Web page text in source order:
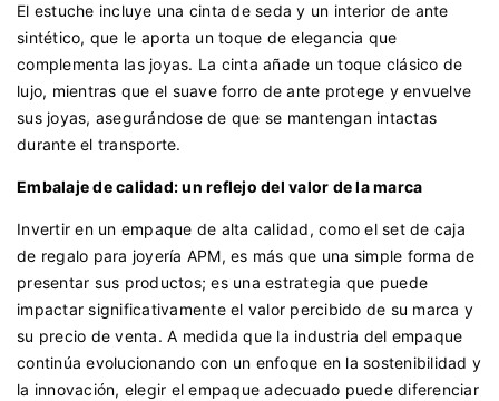
El estuche incluye una cinta de seda y un interior de ante
sintético, que le aporta un toque de elegancia que
complementa las joyas. La cinta añade un toque clásico de
lujo, mientras que el suave forro de ante protege y envuelve
sus joyas, asegurándose de que se mantengan intactas
durante el transporte.
Embalaje de calidad: un reflejo del valor de la marca
Invertir en un empaque de alta calidad, como el set de caja
de regalo para joyería APM, es más que una simple forma de
presentar sus productos; es una estrategia que puede
impactar significativamente el valor percibido de su marca y
su precio de venta. A medida que la industria del empaque
continúa evolucionando con un enfoque en la sostenibilidad y
la innovación, elegir el empaque adecuado puede diferenciar